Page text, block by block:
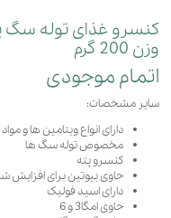
کنسرو غذای توله
وزن 200 گرم
اتمام موجودی
سایر مشخصات:
دارای انواع ویتامین ها و
مخصوص توله سگ ها
کنسرو پته
حاوی بیوتین برای افزایش
دارای اسید فولیک
حاوی امگا3 و 6